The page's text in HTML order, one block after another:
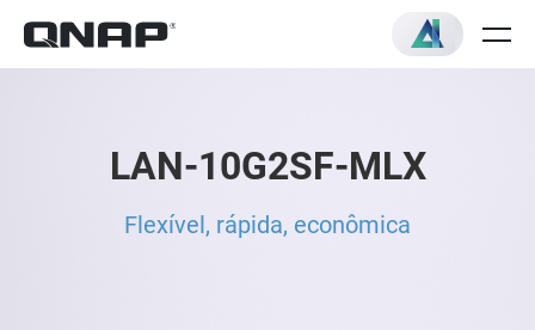
LAN-10G2SF-MLX
Flexível, rápida, econômica